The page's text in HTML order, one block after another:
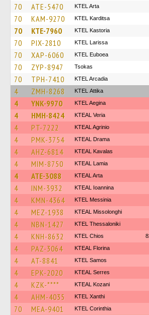
70 ATE-5470 KTEL Arta
70 KAM-9270 ΚΤΕL Karditsa
70 KTE-7960 KTEL Kastoria
70 PIX-2810 KTEL Larissa
70 XAP-6060 ΚΤΕL Euboea
70 ZYP-8947 Tsokas
70 TPH-7410 KTEL Arcadia
4 ZMH-8268 KΤΕL Αttika
4 YNK-9970 KTEL Aegina
4 HMH-8424 KTEAL Veria
4 PT-7222 KTEAL Agrinio
4 PMK-3754 KTEAL Drama
4 AHZ-6814 KTEAL Kavalas
4 MIM-8750 KTEAL Lamia
4 ATE-3088 KTEAL Arta
4 INM-3932 KTEAL Ioannina
4 KMN-4364 KTEL Messinia
4 MEZ-1938 KTEAL Missolonghi
4 NBN-1427 KTEL Thessaloniki
4 KNH-8632 KTEL Chios
4 PAZ-3064 KTEAL Florina
4 AT-8841 KTEL Samos
4 EPK-2020 KTEAL Serres
4 KZK-**** KTEAL Kozani
4 AHM-4035 KTEL Xanthi
70 MEA-9401 KTEL Corinthia